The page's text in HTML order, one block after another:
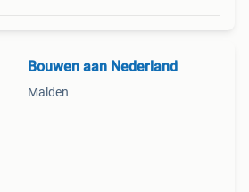
Bouwen aan Nederland
Malden